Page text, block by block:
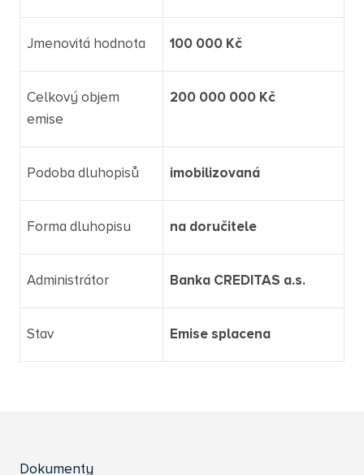
Jmenovitá hodnota 100 000 Kč
Celkový objem
emise
200 000 000 Kč
Podoba dluhopisů imobilizovaná
Forma dluhopisu na doručitele
Administrátor Banka CREDITAS a.s.
Stav Emise splacena
Dokumenty